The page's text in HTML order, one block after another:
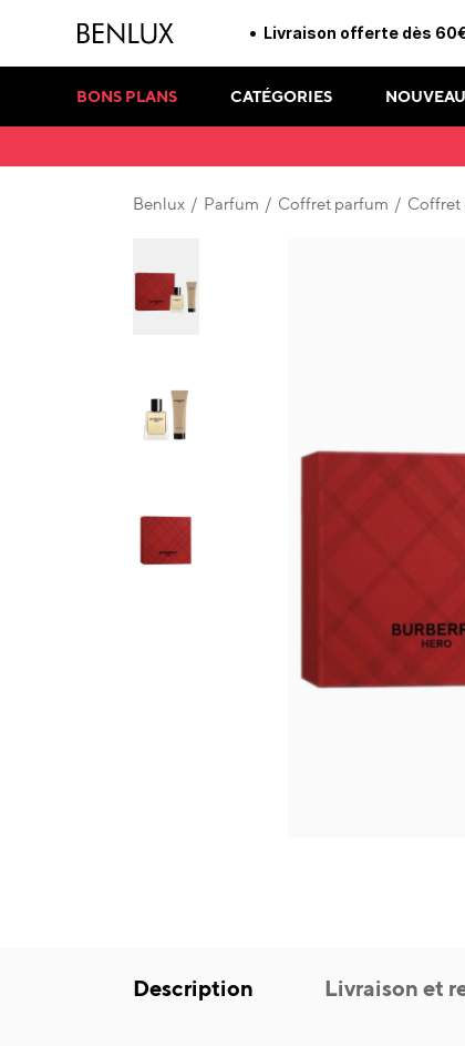
Livraison offerte dès
BONS PLANS CATÉGORIES
Benlux / Parfum / Coffret parfum / Coffret
Description Livraison et